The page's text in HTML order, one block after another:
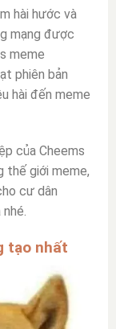
hài hước và
mạng được
meme
phiên bản
hài đến meme
của Cheems
thế giới meme,
cư dân
nhé.
tạo nhất